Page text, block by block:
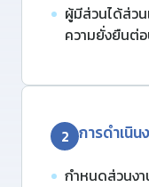
ผู้มีส่วนได้ส่ว
ความยั่งยืนต่
2 การดําเนิ
กําหนดส่วนง